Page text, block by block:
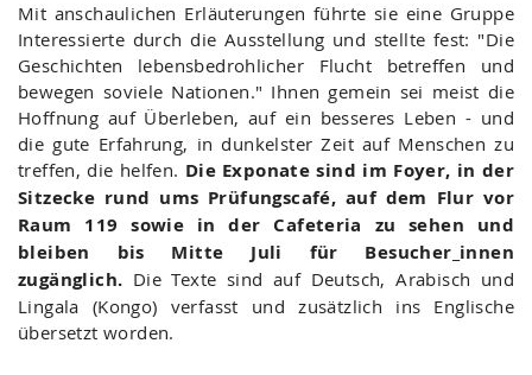
Mit anschaulichen Erläuterungen führte sie eine Gruppe
Interessierte durch die Ausstellung und stellte fest: "Die
Geschichten lebensbedrohlicher Flucht betreffen und
bewegen soviele Nationen." Ihnen gemein sei meist die
Hoffnung auf Überleben, auf ein besseres Leben - und
die gute Erfahrung, in dunkelster Zeit auf Menschen zu
treffen, die helfen. Die Exponate sind im Foyer, in der
Sitzecke rund ums Prüfungscafé, auf dem Flur vor
Raum 119 sowie in der Cafeteria zu sehen und
bleiben bis Mitte Juli für Besucher_innen
zugänglich. Die Texte sind auf Deutsch, Arabisch und
Lingala (Kongo) verfasst und zusätzlich ins Englische
übersetzt worden.